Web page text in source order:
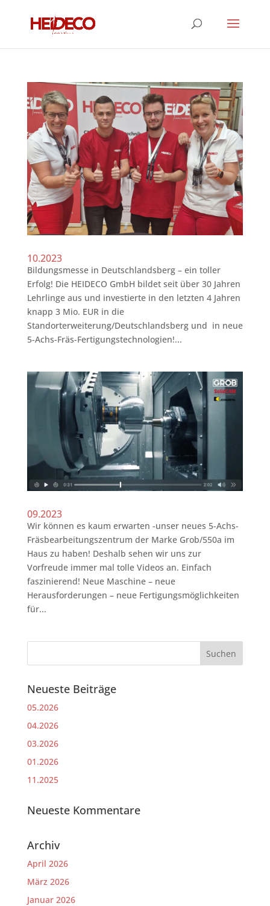
10.2023
Bildungsmesse in Deutschlandsberg – ein toller
Erfolg! Die HEIDECO GmbH bildet seit über 30 Jahren
Lehrlinge aus und investierte in den letzten 4 Jahren
knapp 3 Mio. EUR in die
Standorterweiterung/Deutschlandsberg und in neue
5-Achs-Fräs-Fertigungstechnologien!...
09.2023
Wir können es kaum erwarten -unser neues 5-Achs-
Fräsbearbeitungszentrum der Marke Grob/550a im
Haus zu haben! Deshalb sehen wir uns zur
Vorfreude immer mal tolle Videos an. Einfach
faszinierend! Neue Maschine – neue
Herausforderungen – neue Fertigungsmöglichkeiten
für...
Neueste Beiträge
05.2026
04.2026
03.2026
01.2026
11.2025
Neueste Kommentare
Archiv
April 2026
März 2026
Januar 2026